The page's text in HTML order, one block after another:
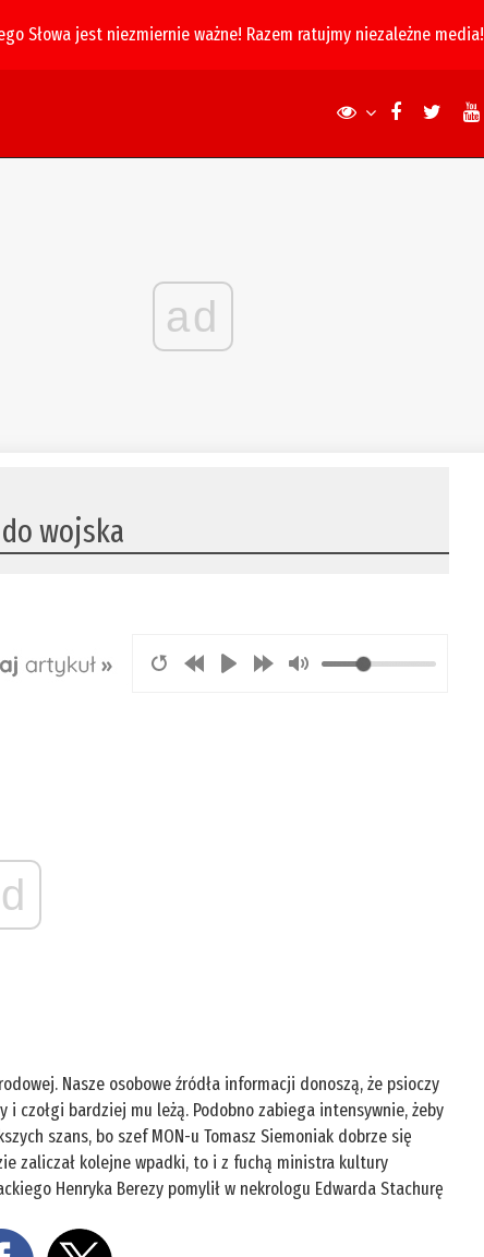
Słowa jest niezmiernie ważne! Razem ratujmy niezależne media!
ad
do wojska
Nasze osobowe źródła informacji donoszą, że psioczy
czołgi bardziej mu leżą. Podobno zabiega intensywnie, żeby
szans, bo szef MON-u Tomasz Siemoniak dobrze się
zaliczał kolejne wpadki, to i z fuchą ministra kultury
Henryka Berezy pomylił w nekrologu Edwarda Stachurę